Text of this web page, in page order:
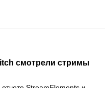
смотрели стримы